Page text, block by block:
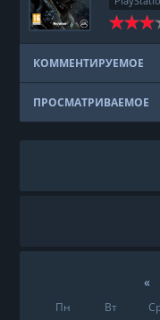
КОММЕНТИРУЕМОЕ
ПРОСМАТРИВАЕМОЕ
«
Пн Вт